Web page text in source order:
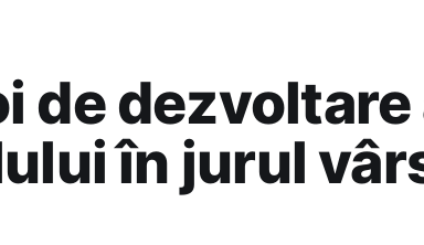
de dezvoltare
în jurul